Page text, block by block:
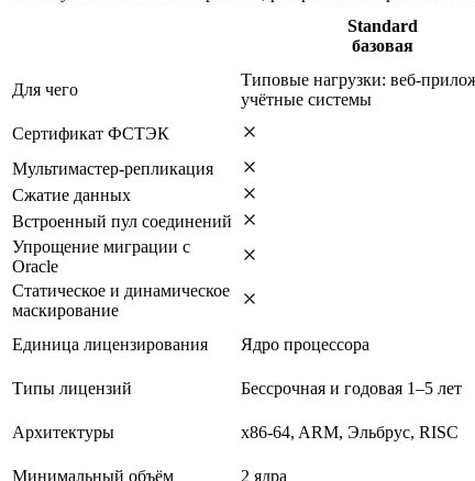
Standard
базовая
Для чего
Типовые нагрузки: веб-
учётные системы
Сертификат ФСТЭК
Мультимастер-репликация
Сжатие данных
Встроенный пул соединений
Упрощение миграции с
Oracle
Статическое и динамическое
маскирование
Единица лицензирования
Ядро процессора
Типы лицензий Бессрочная и годовая 1–5 лет
Архитектуры x86-64, ARM, Эльбрус, RISC
Минимальный объём
2 ядра